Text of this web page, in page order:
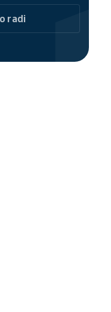
optički centar
radi